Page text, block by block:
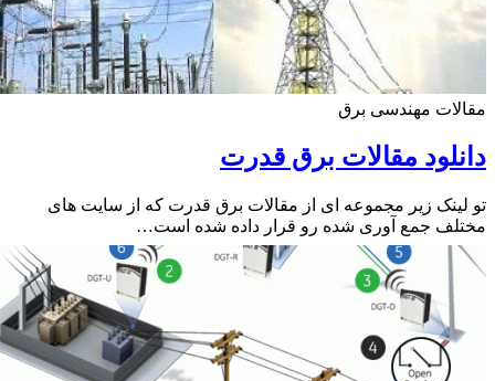
مهندسی برق
مقالات برق قدرت
زیر مجموعه ای از مقالات برق قدرت که از سایت های
جمع آوری شده رو قرار داده شده است…